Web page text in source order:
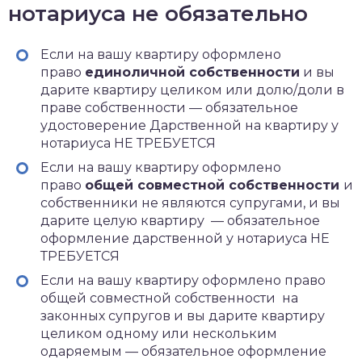
нотариуса не обязательно
Если на вашу квартиру оформлено
право единоличной собственности и вы
дарите квартиру целиком или долю/доли в
праве собственности — обязательное
удостоверение Дарственной на квартиру у
нотариуса НЕ ТРЕБУЕТСЯ
Если на вашу квартиру оформлено
право общей совместной собственности и
собственники не являются супругами, и вы
дарите целую квартиру — обязательное
оформление дарственной у нотариуса НЕ
ТРЕБУЕТСЯ
Если на вашу квартиру оформлено право
общей совместной собственности на
законных супругов и вы дарите квартиру
целиком одному или нескольким
одаряемым — обязательное оформление